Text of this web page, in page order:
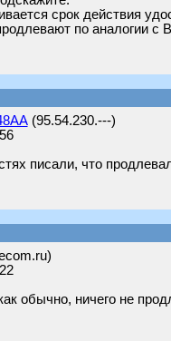
срок действия
по аналогии с
(95.54.230.---)
писали, что
обычно, ничего не